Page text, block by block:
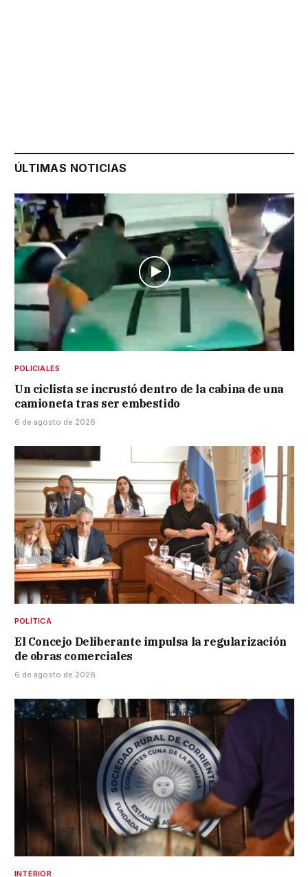
ÚLTIMAS NOTICIAS
POLICIALES
Un ciclista se incrustó dentro de la cabina de una
camioneta tras ser embestido
6 de agosto de 2026
POLÍTICA
El Concejo Deliberante impulsa la regularización
de obras comerciales
6 de agosto de 2026
INTERIOR